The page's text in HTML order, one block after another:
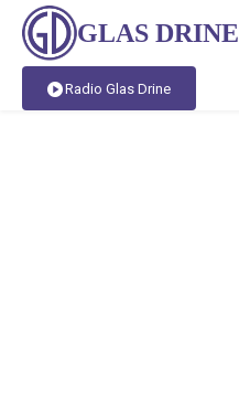
GLAS DRINE
Radio Glas Drine